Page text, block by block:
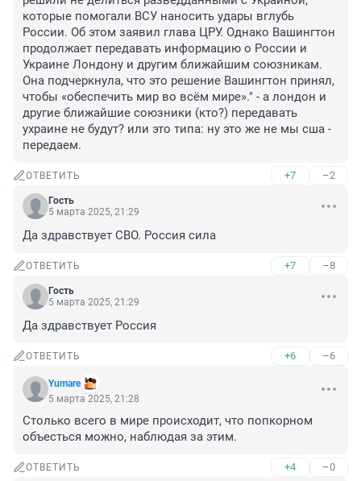
которые помогали ВСУ наносить удары вглубь
России. Об этом заявил глава ЦРУ. Однако Вашингтон
продолжает передавать информацию о России и
Украине Лондону и другим ближайшим союзникам.
Она подчеркнула, что это решение Вашингтон принял,
чтобы «обеспечить мир во всём мире»." - а лондон и
другие ближайшие союзники (кто?) передавать
ухраине не будут? или это типа: ну это же не мы сша -
передаем.
ОТВЕТИТЬ +7 –2
Гость
5 марта 2025, 21:29
Да здравствует СВО. Россия сила
ОТВЕТИТЬ +7 –8
Гость
5 марта 2025, 21:29
Да здравствует Россия
ОТВЕТИТЬ +6 –6
Yumare
5 марта 2025, 21:28
Столько всего в мире происходит, что попкорном
объесться можно, наблюдая за этим.
ОТВЕТИТЬ +4 –0